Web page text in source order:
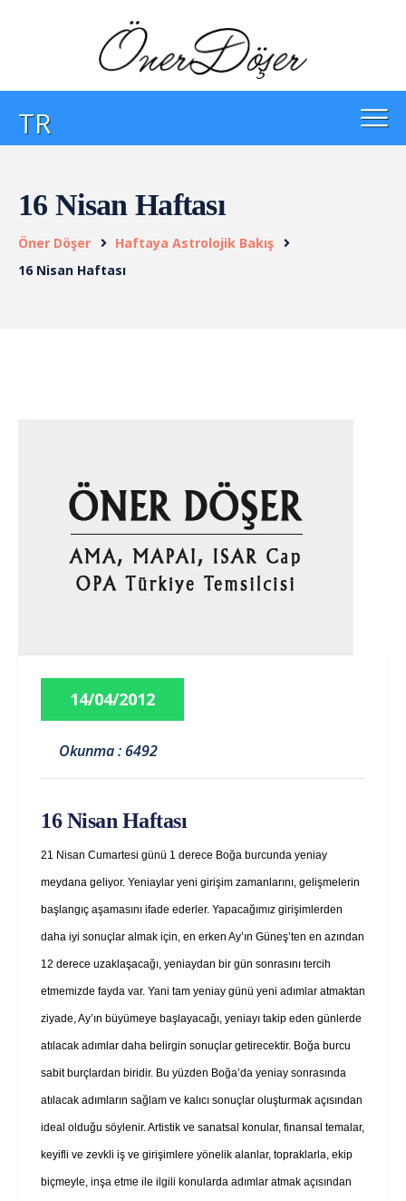
TR
16 Nisan Haftası
Öner Döşer
Haftaya Astrolojik Bakış
16 Nisan Haftası
14/04/2012
Okunma : 6492
16 Nisan Haftası
21 Nisan Cumartesi günü 1 derece Boğa burcunda yeniay
meydana geliyor. Yeniaylar yeni girişim zamanlarını, gelişmelerin
başlangıç aşamasını ifade ederler. Yapacağımız girişimlerden
daha iyi sonuçlar almak için, en erken Ay’ın Güneş’ten en azından
12 derece uzaklaşacağı, yeniaydan bir gün sonrasını tercih
etmemizde fayda var. Yani tam yeniay günü yeni adımlar atmaktan
ziyade, Ay’ın büyümeye başlayacağı, yeniayı takip eden günlerde
atılacak adımlar daha belirgin sonuçlar getirecektir. Boğa burcu
sabit burçlardan biridir. Bu yüzden Boğa’da yeniay sonrasında
atılacak adımların sağlam ve kalıcı sonuçlar oluşturmak açısından
ideal olduğu söylenir. Artistik ve sanatsal konular, finansal temalar,
keyifli ve zevkli iş ve girişimlere yönelik alanlar, topraklarla, ekip
biçmeyle, inşa etme ile ilgili konularda adımlar atmak açısından